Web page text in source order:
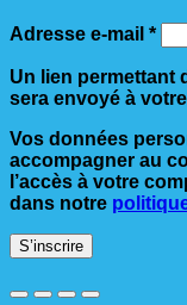
Adresse e-mail *
Un lien permettant
sera envoyé à
Vos données
accompagner au
l’accès à votre
dans notre
S’inscrire